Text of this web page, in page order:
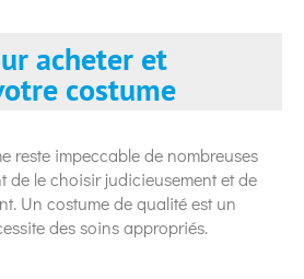
acheter et
costume
reste impeccable de nombreuses
de le choisir judicieusement et de
Un costume de qualité est un
des soins appropriés.